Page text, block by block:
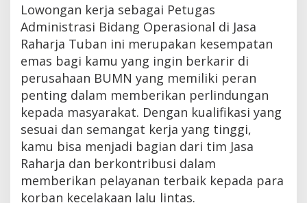
Lowongan kerja sebagai Petugas
Administrasi Bidang Operasional di Jasa
Raharja Tuban ini merupakan kesempatan
emas bagi kamu yang ingin berkarir di
perusahaan BUMN yang memiliki peran
penting dalam memberikan perlindungan
kepada masyarakat. Dengan kualifikasi yang
sesuai dan semangat kerja yang tinggi,
kamu bisa menjadi bagian dari tim Jasa
Raharja dan berkontribusi dalam
memberikan pelayanan terbaik kepada para
korban kecelakaan lalu lintas.